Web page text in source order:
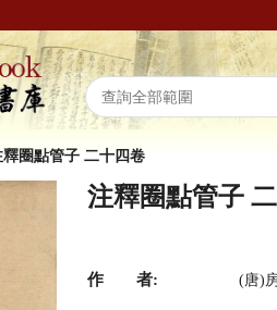
釋圈點管子 二十四卷
注釋圈點管子
作 者: (唐)